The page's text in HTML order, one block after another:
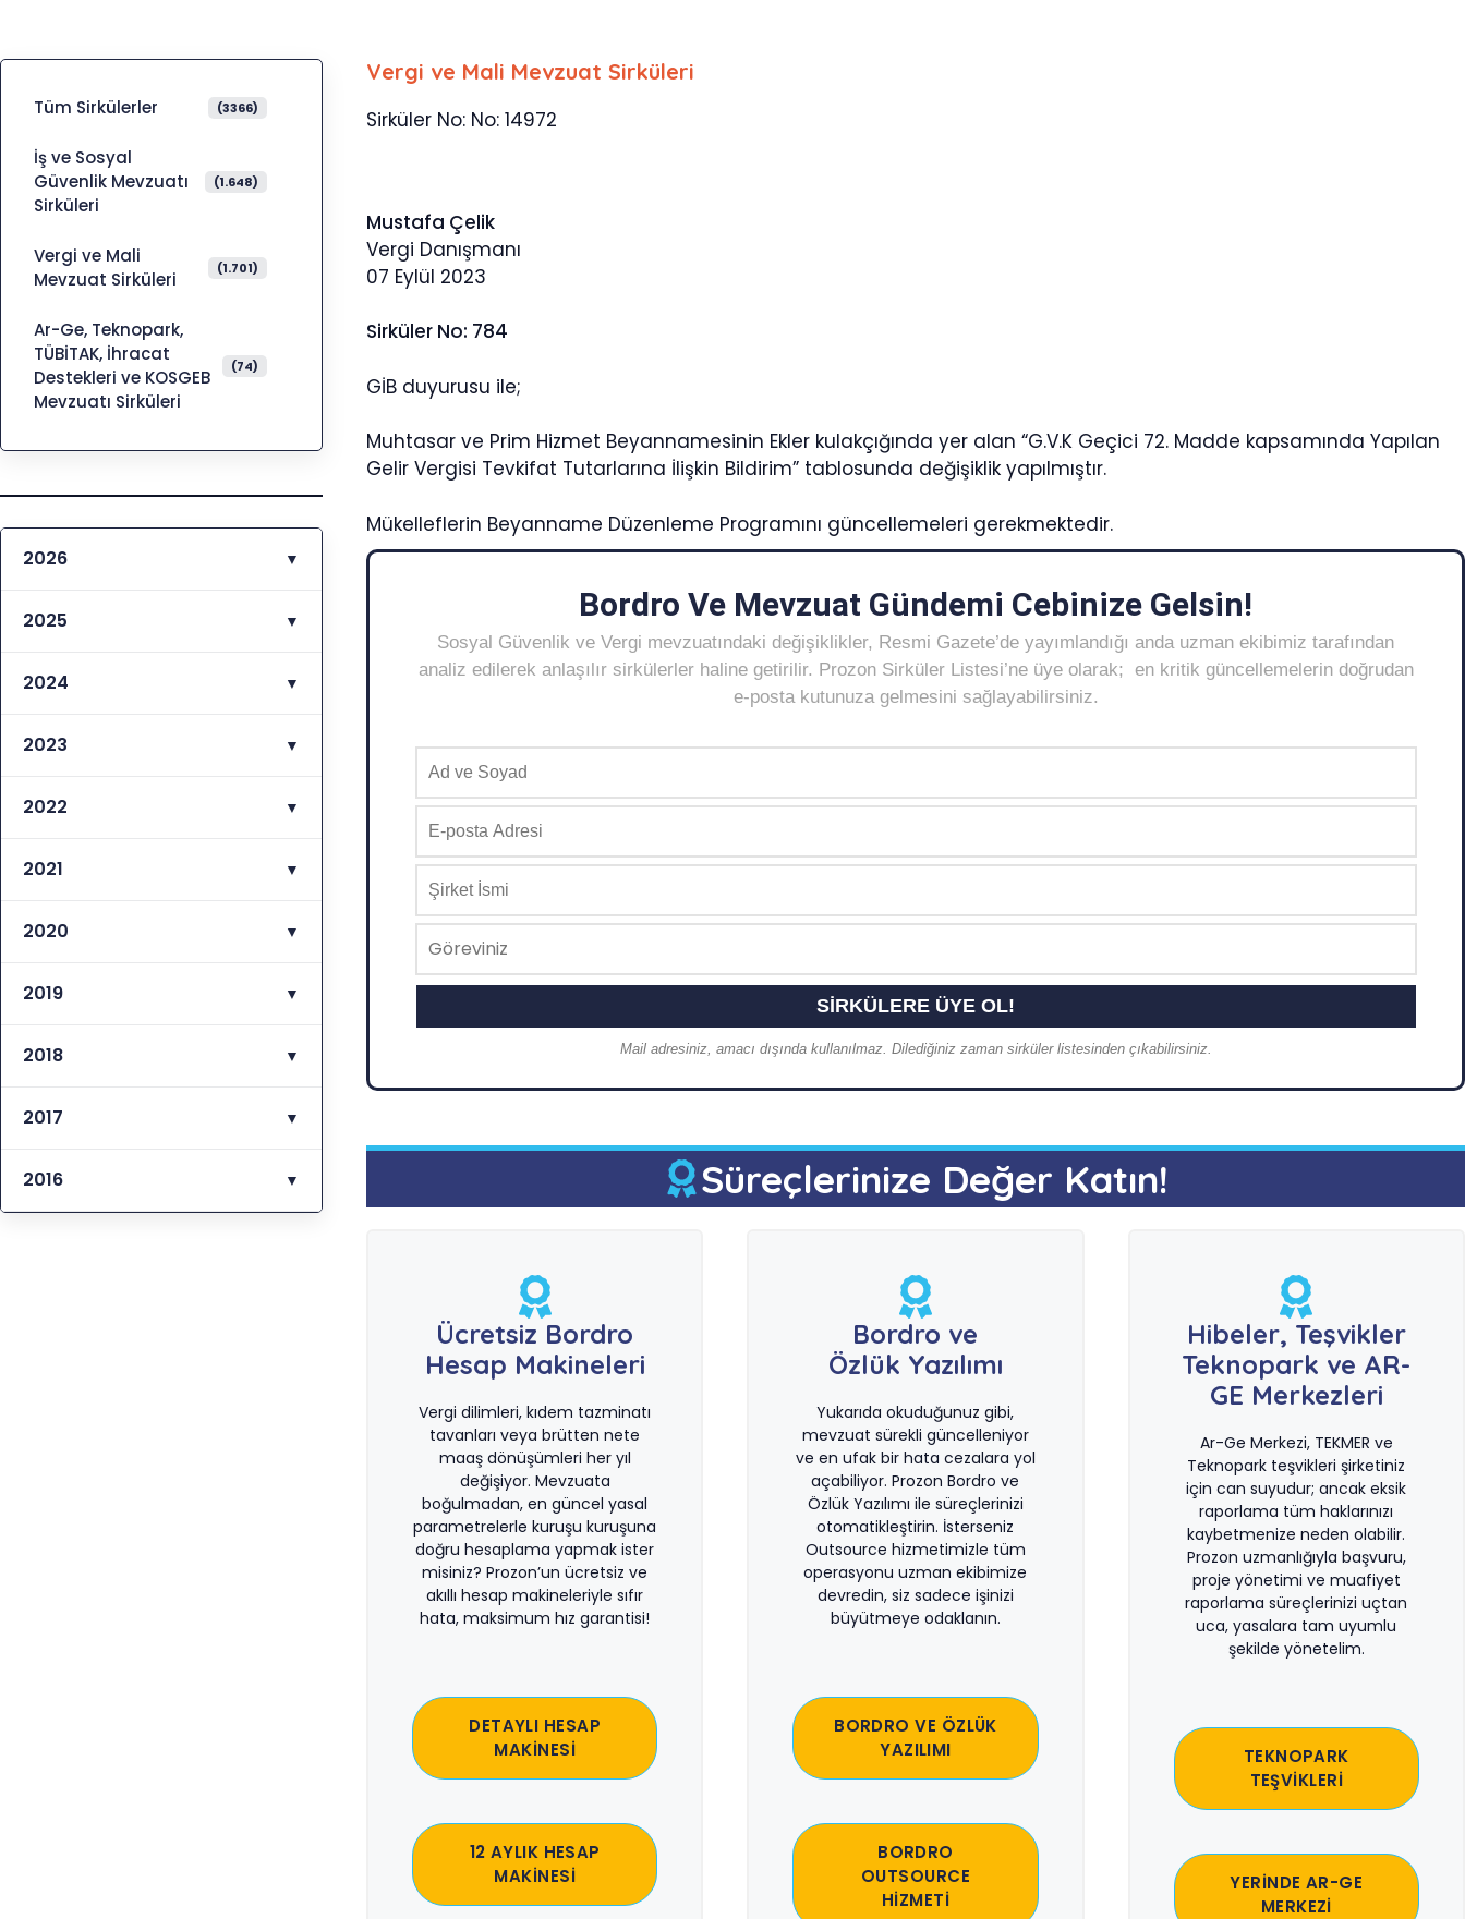
Vergi ve Mali Mevzuat Sirküleri
Sirküler No: No: 14972
Mustafa Çelik
Vergi Danışmanı
07 Eylül 2023
Sirküler No: 784
GİB duyurusu ile;
Muhtasar ve Prim Hizmet Beyannamesinin Ekler kulakçığında yer alan “G.V.K Geçici 72. Madde kapsamında Yapılan
Gelir Vergisi Tevkifat Tutarlarına İlişkin Bildirim” tablosunda değişiklik yapılmıştır.
Mükelleflerin Beyanname Düzenleme Programını güncellemeleri gerekmektedir.
Bordro Ve Mevzuat Gündemi Cebinize Gelsin!
Sosyal Güvenlik ve Vergi mevzuatındaki değişiklikler, Resmi Gazete’de yayımlandığı anda uzman ekibimiz tarafından
analiz edilerek anlaşılır sirkülerler haline getirilir. Prozon Sirküler Listesi’ne üye olarak; en kritik güncellemelerin doğrudan
e-posta kutunuza gelmesini sağlayabilirsiniz.
Mail adresiniz, amacı dışında kullanılmaz. Dilediğiniz zaman sirküler listesinden çıkabilirsiniz.
Süreçlerinize Değer Katın!
Ücretsiz Bordro
Hesap Makineleri
Vergi dilimleri, kıdem tazminatı
tavanları veya brütten nete
maaş dönüşümleri her yıl
değişiyor. Mevzuata
boğulmadan, en güncel yasal
parametrelerle kuruşu kuruşuna
doğru hesaplama yapmak ister
misiniz? Prozon’un ücretsiz ve
akıllı hesap makineleriyle sıfır
hata, maksimum hız garantisi!
DETAYLI HESAP
MAKİNESİ
12 AYLIK HESAP
MAKİNESİ
Bordro ve
Özlük Yazılımı
Yukarıda okuduğunuz gibi,
mevzuat sürekli güncelleniyor
ve en ufak bir hata cezalara yol
açabiliyor. Prozon Bordro ve
Özlük Yazılımı ile süreçlerinizi
otomatikleştirin. İsterseniz
Outsource hizmetimizle tüm
operasyonu uzman ekibimize
devredin, siz sadece işinizi
büyütmeye odaklanın.
BORDRO VE ÖZLÜK
YAZILIMI
BORDRO
OUTSOURCE
HİZMETİ
Hibeler, Teşvikler
Teknopark ve AR-
GE Merkezleri
Ar-Ge Merkezi, TEKMER ve
Teknopark teşvikleri şirketiniz
için can suyudur; ancak eksik
raporlama tüm haklarınızı
kaybetmenize neden olabilir.
Prozon uzmanlığıyla başvuru,
proje yönetimi ve muafiyet
raporlama süreçlerinizi uçtan
uca, yasalara tam uyumlu
şekilde yönetelim.
TEKNOPARK
TEŞVİKLERİ
YERİNDE AR-GE
MERKEZİ
Tüm Sirkülerler (3366)
İş ve Sosyal
Güvenlik Mevzuatı
Sirküleri
(1.648)
Vergi ve Mali
Mevzuat Sirküleri
(1.701)
Ar-Ge, Teknopark,
TÜBİTAK, İhracat
Destekleri ve KOSGEB
Mevzuatı Sirküleri
(74)
2026 ▼
2025 ▼
2024 ▼
2023 ▼
2022 ▼
2021 ▼
2020 ▼
2019 ▼
2018 ▼
2017 ▼
2016 ▼